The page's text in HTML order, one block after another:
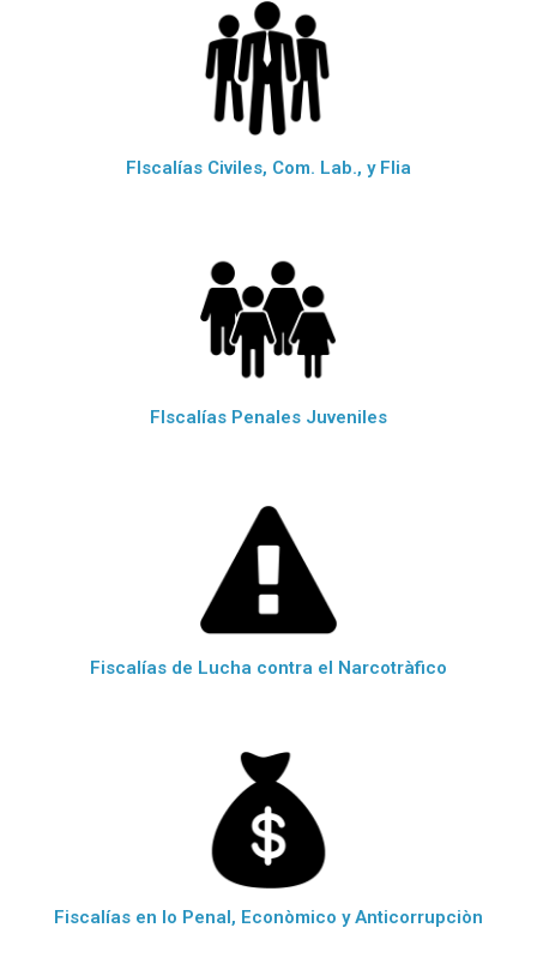
FIscalías Civiles, Com. Lab., y Flia
FIscalías Penales Juveniles
Fiscalías de Lucha contra el Narcotràfico
Fiscalías en lo Penal, Econòmico y Anticorrupciòn